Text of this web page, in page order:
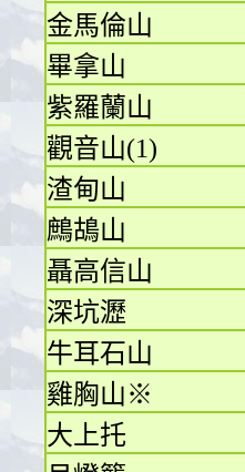
金馬倫山
畢拿山
紫羅蘭山
觀音山(1)
渣甸山
鷓鴣山
聶高信山
深坑瀝
牛耳石山
雞胸山※
大上托